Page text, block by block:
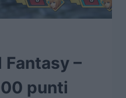
Fantasy –
punti